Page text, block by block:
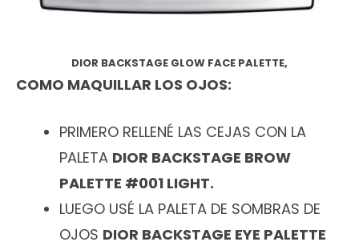
DIOR BACKSTAGE GLOW FACE PALETTE,
COMO MAQUILLAR LOS OJOS:
PRIMERO RELLENÉ LAS CEJAS CON LA
PALETA DIOR BACKSTAGE BROW
PALETTE #001 LIGHT.
LUEGO USÉ LA PALETA DE SOMBRAS DE
OJOS DIOR BACKSTAGE EYE PALETTE